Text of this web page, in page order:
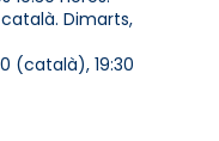
Dimarts,
(català), 19:30